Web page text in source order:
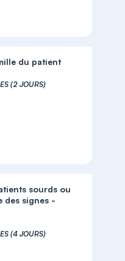
du patient
(2 JOURS)
sourds ou
des signes -
(4 JOURS)